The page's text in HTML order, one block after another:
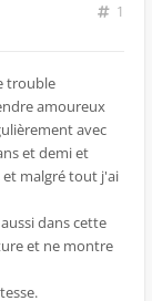
1
trouble
amoureux
avec
et demi et
malgré tout j'ai
dans cette
et ne montre